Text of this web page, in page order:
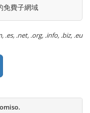
免費子網域
.es, .net, .org, .info, .biz, .eu